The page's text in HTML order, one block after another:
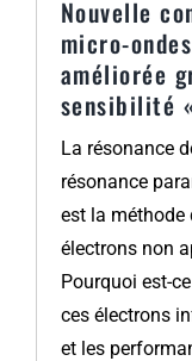
Nouvelle
micro-
améliorée
sensibilité
La résonance
résonance
est la méthode
électrons non
Pourquoi est-
ces électrons
et les